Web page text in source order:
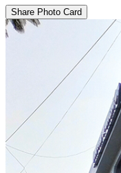
Share Photo Card